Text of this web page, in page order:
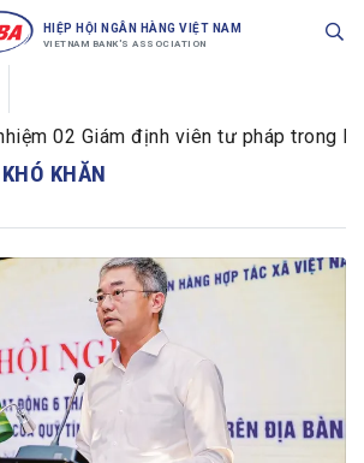
HIỆP HỘI NGÂN HÀNG VIỆT NAM
VIETNAM BANK'S ASSOCIATION
02 Giám định viên tư pháp trong
KHĂN